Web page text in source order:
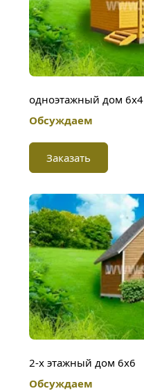
одноэтажный дом 6х4
Обсуждаем
Заказать
2-х этажный дом 6х6
Обсуждаем